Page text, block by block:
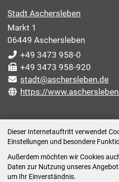
Dieser Internetauftritt verwendet
Einstellungen und besondere
Außerdem möchten wir Cookies
Daten zur Nutzung unseres
um Ihr Einverständnis.
Stadt Aschersleben
Markt 1
06449 Aschersleben
+49 3473 958-0
+49 3473 958-920
stadt@aschersleben.de
https://
Montag: 09:00-12:00 /
Dienstag: 09:00-12:00 /
Mittwoch: 09:00 - 12:00 Uhr